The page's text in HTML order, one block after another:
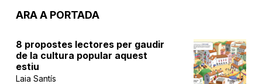
ARA A PORTADA
8 propostes lectores per gaudir
de la cultura popular aquest
estiu
Laia Santís